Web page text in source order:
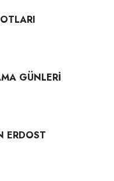
GÜNLERİ
ERDOST